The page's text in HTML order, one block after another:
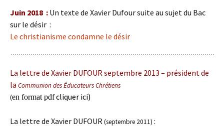
Juin 2018 : Un texte de Xavier Dufour suite au sujet du Bac
sur le désir :
Le christianisme condamne le désir
La lettre de Xavier DUFOUR septembre 2013 – président de
la Communion des Éducateurs Chrétiens
(en format pdfcliquer ici)
La lettre de Xavier DUFOUR(septembre 2011) :